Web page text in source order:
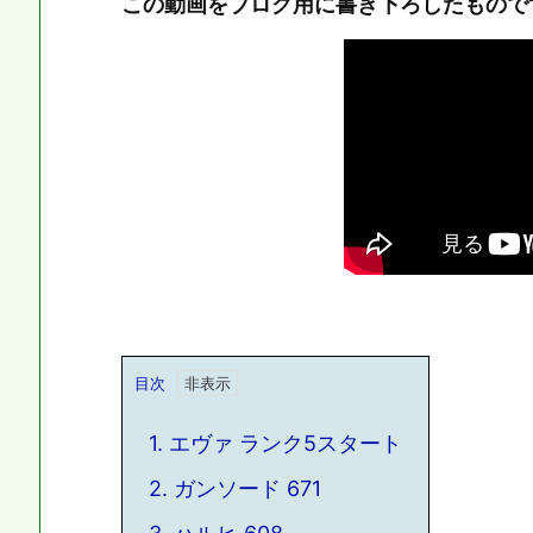
目次
1. エヴァ ランク5スタート
2. ガンソード 671